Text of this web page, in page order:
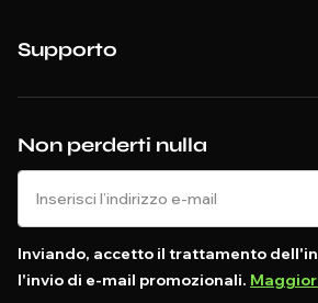
Non perderti nulla
Inviando, accetto il trattamento
l'invio di e-mail promozionali.
Supporto